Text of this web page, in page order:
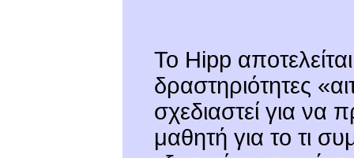
Το Hipp
δραστηριότητες
σχεδιαστεί για να
μαθητή για το τι